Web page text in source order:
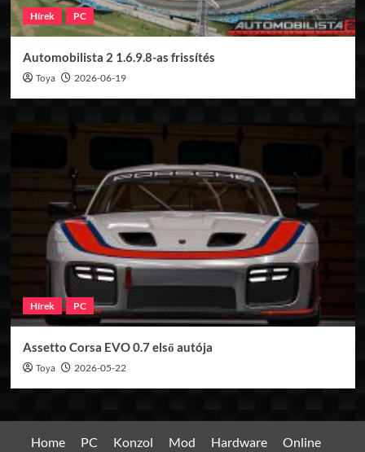
Hírek PC
Automobilista 2 1.6.9.8-as frissítés
Toya 2026-06-19
Hírek PC
Assetto Corsa EVO 0.7 első autója
Toya 2026-05-22
Home PC Konzol Mod Hardware Online